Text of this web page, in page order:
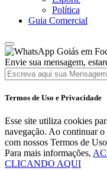
Política
Guia Comercial
Goiás em
Envie sua mensagem,
Termos de Uso e Privacidade
Esse site utiliza cookies
navegação. Ao continuar o
com nossos Termos de
Para mais informações,
CLICANDO AQUI